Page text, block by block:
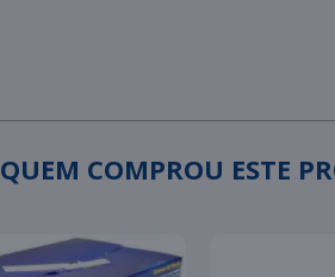
QUEM COMPROU ESTE